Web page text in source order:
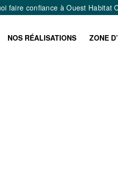
faire confiance à Ouest Habitat
NOS RÉALISATIONS ZONE